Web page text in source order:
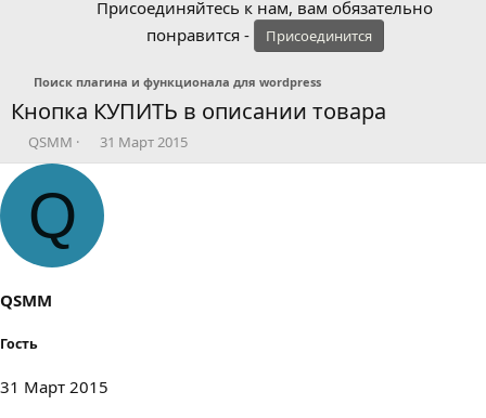
Присоединяйтесь к нам, вам обязательно
понравится -
Присоединится
Поиск плагина и функционала для wordpress
Кнопка КУПИТЬ в описании товара
А
в
о
р
е
ы
QSMM
Д
а
а
н
а
31 Март 2015
Q
QSMM
Гость
31 Март 2015